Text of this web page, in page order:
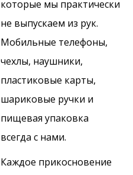
которые мы практически
не выпускаем из рук.
Мобильные телефоны,
чехлы, наушники,
пластиковые карты,
шариковые ручки и
пищевая упаковка
всегда с нами.
Каждое прикосновение